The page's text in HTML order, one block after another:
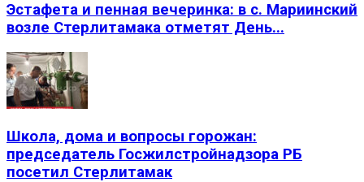
Эстафета и пенная вечеринка: в с. Мариинский
возле Стерлитамака отметят День...
Школа, дома и вопросы горожан:
председатель Госжилстройнадзора РБ
посетил Стерлитамак